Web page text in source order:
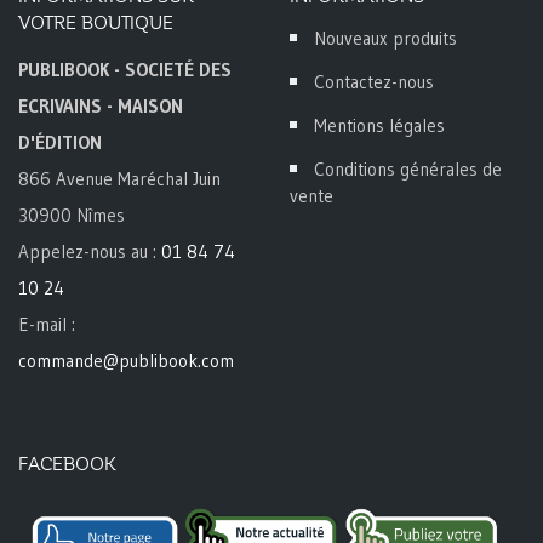
VOTRE BOUTIQUE
PUBLIBOOK - SOCIETÉ DES
ECRIVAINS - MAISON
D'ÉDITION
866 Avenue Maréchal Juin
30900 Nîmes
Appelez-nous au : 01 84 74
10 24
E-mail :
commande@publibook.com
Nouveaux produits
Contactez-nous
Mentions légales
Conditions générales de
vente
FACEBOOK